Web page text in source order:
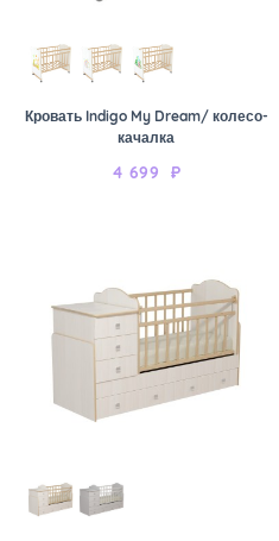
Кровать Indigo My Dream/ колесо-
качалка
4 699 ₽